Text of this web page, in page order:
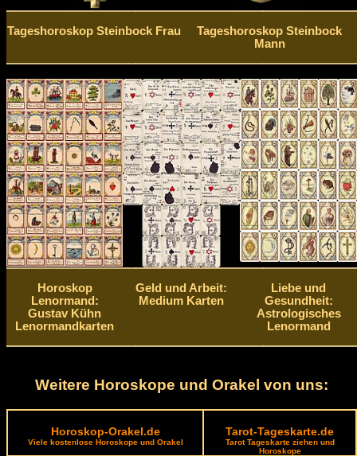
Tageshoroskop Steinbock Frau
Tageshoroskop Steinbock
Mann
Horoskop
Lenormand:
Gustav Kühn
Lenormandkarten
Geld und Arbeit:
Medium Karten
Liebe und
Gesundheit:
Astrologisches
Lenormand
Weitere Horoskope und Orakel von uns:
Horoskop-Orakel.de
Viele kostenlose Horoskope und Orakel
Tarot-Tageskarte.de
Tarot Tageskarte ziehen und
Horoskope